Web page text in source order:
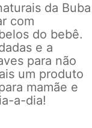
da Buba
com
do bebê.
e a
para não
um produto
mamãe e
a-dia!